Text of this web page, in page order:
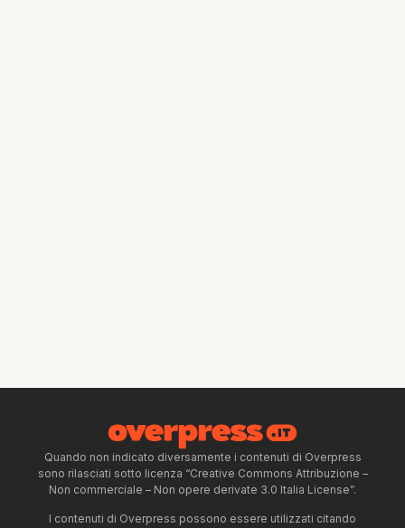
Quando non indicato diversamente i contenuti di Overpress
sono rilasciati sotto licenza “Creative Commons Attribuzione –
Non commerciale – Non opere derivate 3.0 Italia License”.
I contenuti di Overpress possono essere utilizzati citando